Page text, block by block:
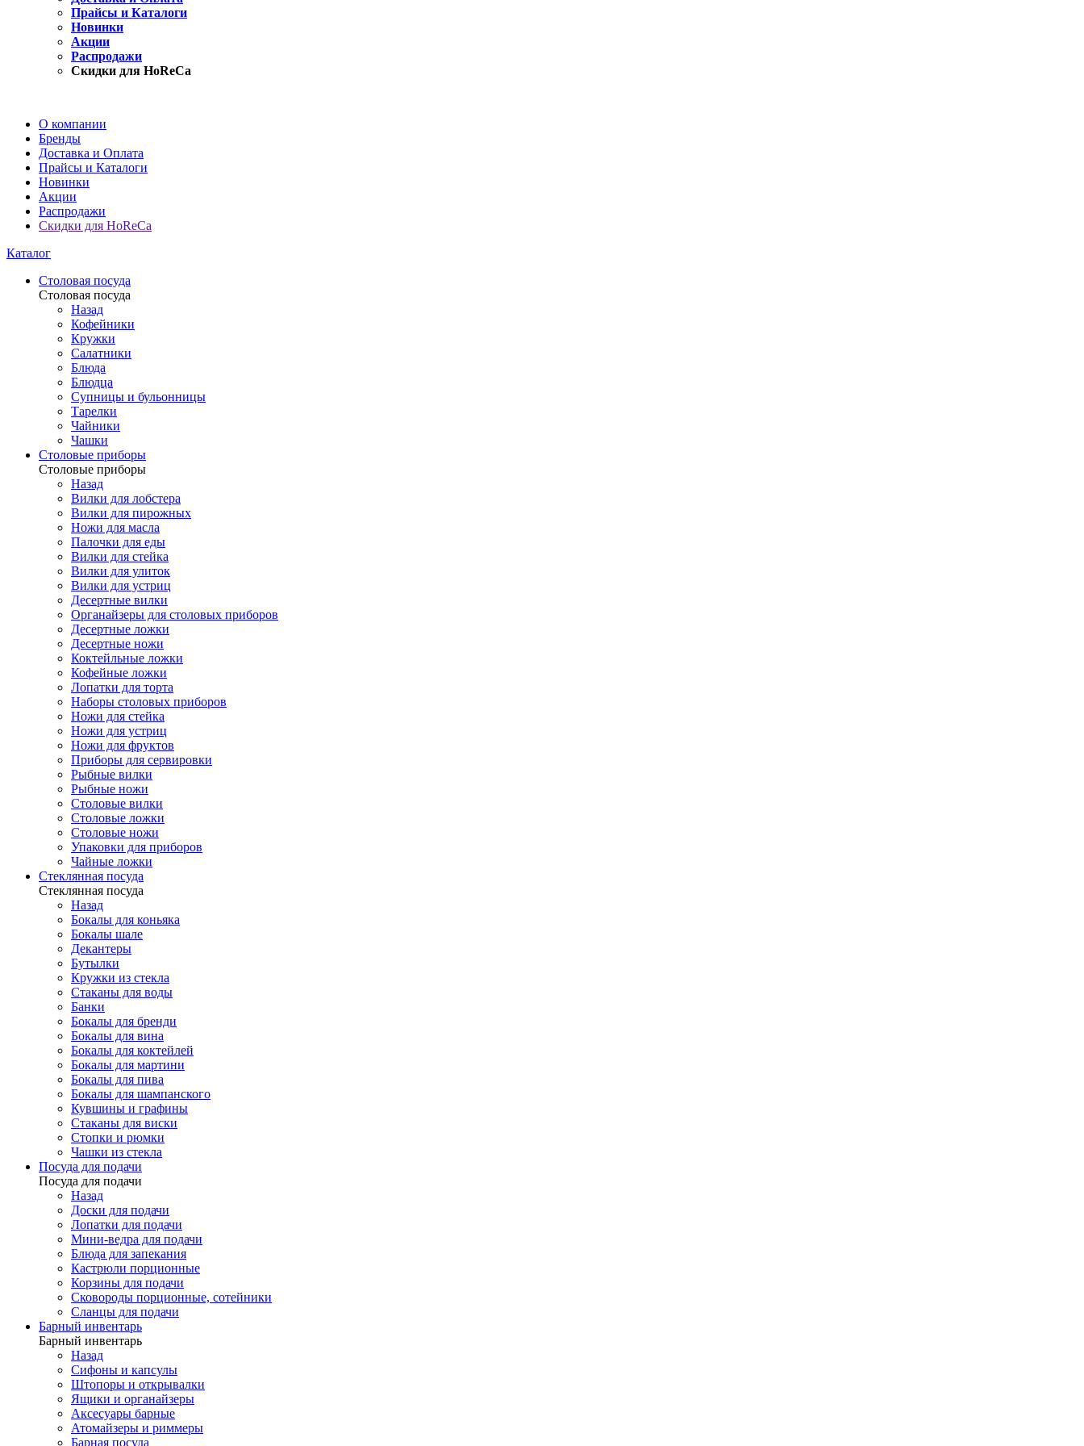
Прайсы и Каталоги
Новинки
Акции
Распродажи
Скидки для HoReCa
О компании
Бренды
Доставка и Оплата
Прайсы и Каталоги
Новинки
Акции
Распродажи
Скидки для HoReCa
Каталог
Столовая посуда
Столовая посуда
Назад
Кофейники
Кружки
Салатники
Блюда
Блюдца
Супницы и бульонницы
Тарелки
Чайники
Чашки
Cтоловые приборы
Cтоловые приборы
Назад
Вилки для лобстера
Вилки для пирожных
Ножи для масла
Палочки для еды
Вилки для стейка
Вилки для улиток
Вилки для устриц
Десертные вилки
Органайзеры для столовых приборов
Десертные ложки
Десертные ножи
Коктейльные ложки
Кофейные ложки
Лопатки для торта
Наборы столовых приборов
Ножи для стейка
Ножи для устриц
Ножи для фруктов
Приборы для сервировки
Рыбные вилки
Рыбные ножи
Столовые вилки
Столовые ложки
Столовые ножи
Упаковки для приборов
Чайные ложки
Стеклянная посуда
Стеклянная посуда
Назад
Бокалы для коньяка
Бокалы шале
Декантеры
Бутылки
Кружки из стекла
Стаканы для воды
Банки
Бокалы для бренди
Бокалы для вина
Бокалы для коктейлей
Бокалы для мартини
Бокалы для пива
Бокалы для шампанского
Кувшины и графины
Стаканы для виски
Стопки и рюмки
Чашки из стекла
Посуда для подачи
Посуда для подачи
Назад
Доски для подачи
Лопатки для подачи
Мини-ведра для подачи
Блюда для запекания
Кастрюли порционные
Корзины для подачи
Сковороды порционные, сотейники
Сланцы для подачи
Барный инвентарь
Барный инвентарь
Назад
Сифоны и капсулы
Штопоры и открывалки
Ящики и органайзеры
Аксесуары барные
Атомайзеры и риммеры
Барная посуда